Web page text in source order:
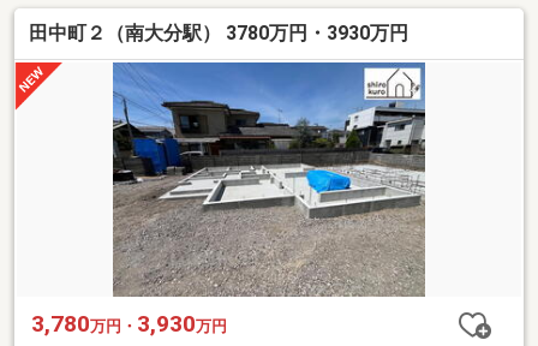
田中町２（南大分駅） 3780万円・3930万円
3,780万円・ 3,930万円